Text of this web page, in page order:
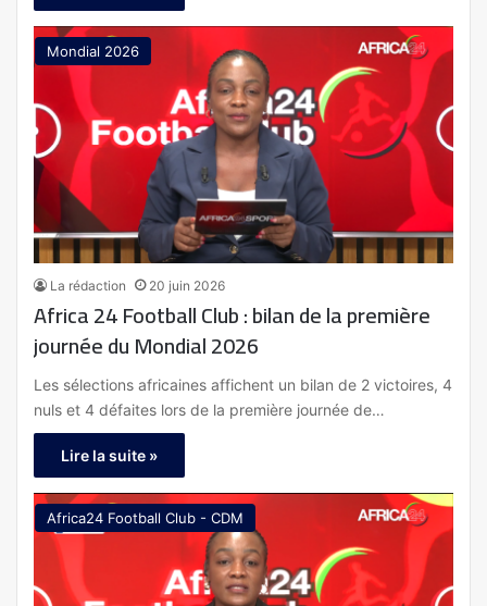
Mondial 2026
La rédaction 20 juin 2026
Africa 24 Football Club : bilan de la première
journée du Mondial 2026
Les sélections africaines affichent un bilan de 2 victoires, 4
nuls et 4 défaites lors de la première journée de…
Lire la suite »
Africa24 Football Club - CDM